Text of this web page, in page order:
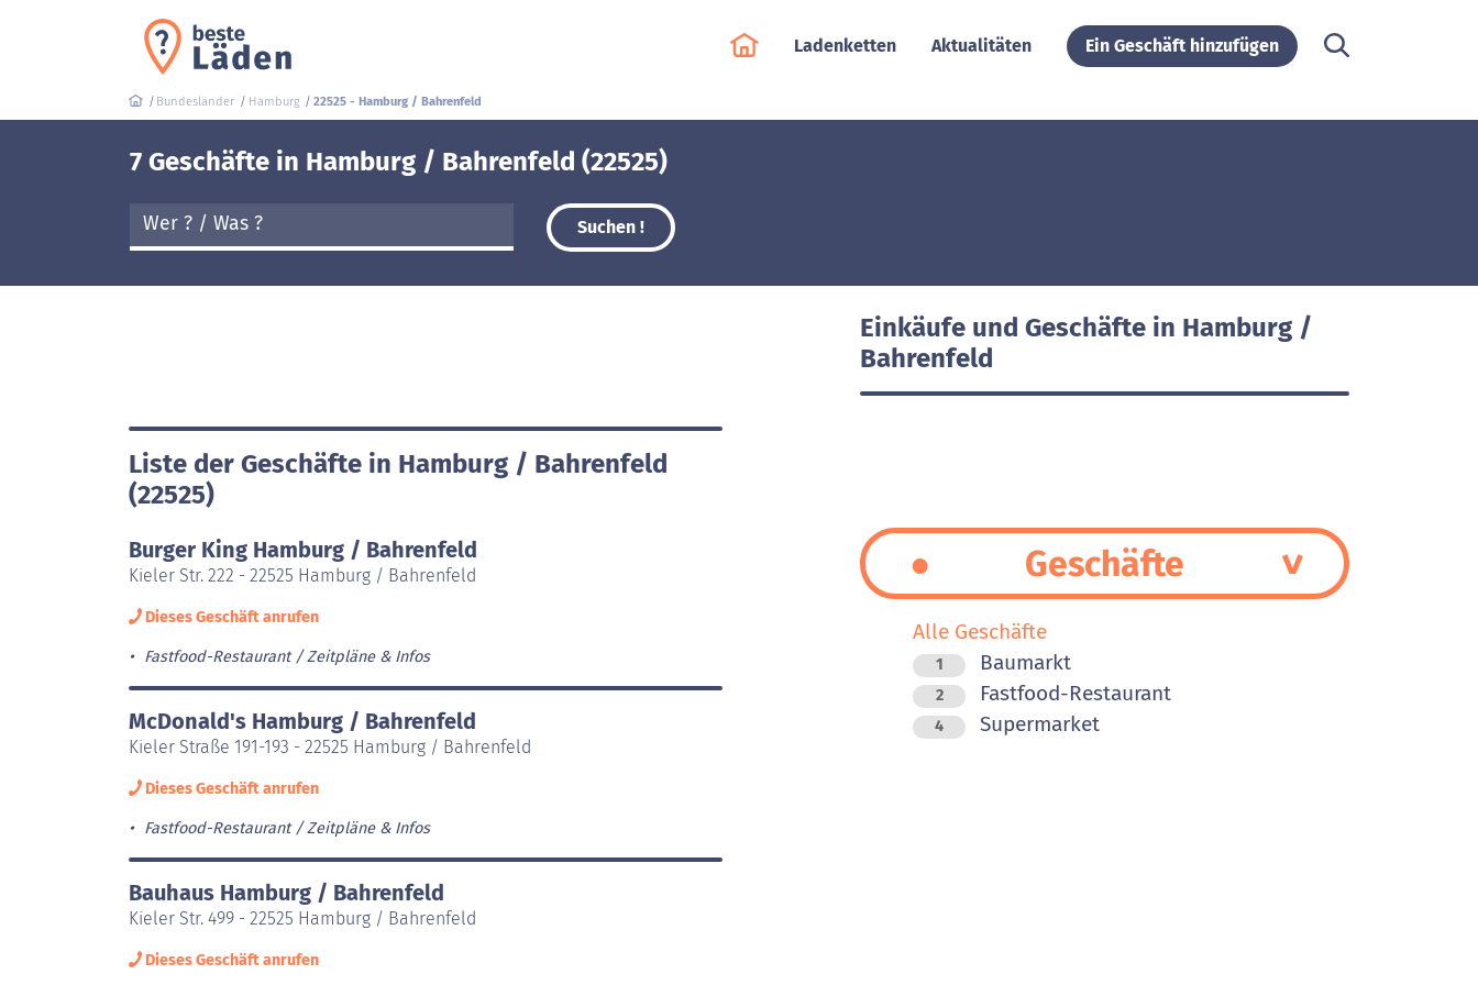
Ladenketten Aktualitäten Ein Geschäft hinzufügen
Bundesländer Hamburg 22525 - Hamburg / Bahrenfeld
7 Geschäfte in Hamburg / Bahrenfeld (22525)
Suchen !
Liste der Geschäfte in Hamburg / Bahrenfeld
(22525)
Burger King Hamburg / Bahrenfeld
Kieler Str. 222 - 22525 Hamburg / Bahrenfeld
Dieses Geschäft anrufen
Fastfood-Restaurant Zeitpläne & Infos
McDonald's Hamburg / Bahrenfeld
Kieler Straße 191-193 - 22525 Hamburg / Bahrenfeld
Dieses Geschäft anrufen
Fastfood-Restaurant Zeitpläne & Infos
Bauhaus Hamburg / Bahrenfeld
Kieler Str. 499 - 22525 Hamburg / Bahrenfeld
Dieses Geschäft anrufen
Einkäufe und Geschäfte in Hamburg /
Bahrenfeld
Geschäfte
Alle Geschäfte
1 Baumarkt
2 Fastfood-Restaurant
4 Supermarket